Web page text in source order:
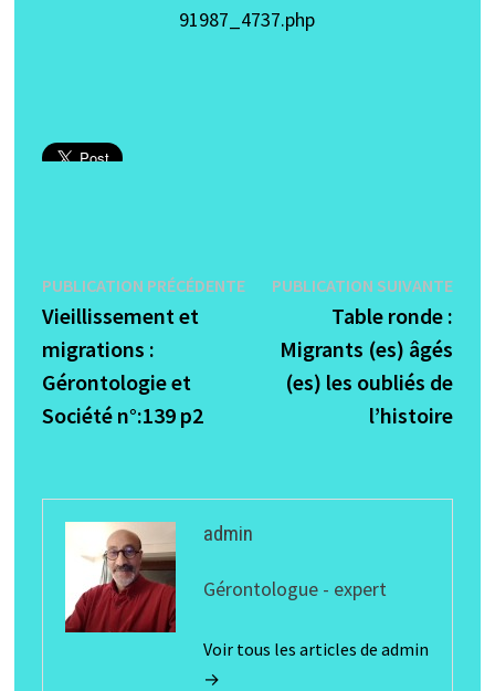
91987_4737.php
Navigation
de
l’article
PUBLICATION PRÉCÉDENTEPublication
précédente :
Vieillissement et
migrations :
Gérontologie et
Société n°:139 p2
PUBLICATION SUIVANTE
Table ronde :
Migrants (es) âgés
(es) les oubliés de
l’histoire
admin
Gérontologue - expert
Voir tous les articles de admin
→